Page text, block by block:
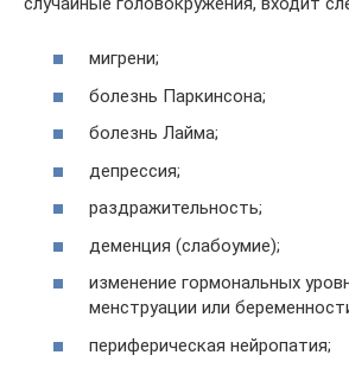
мигрени;
болезнь Паркинсона;
болезнь Лайма;
депрессия;
раздражительность;
деменция (слабоумие);
изменение гормональных
менструации или
периферическая нейропатия;